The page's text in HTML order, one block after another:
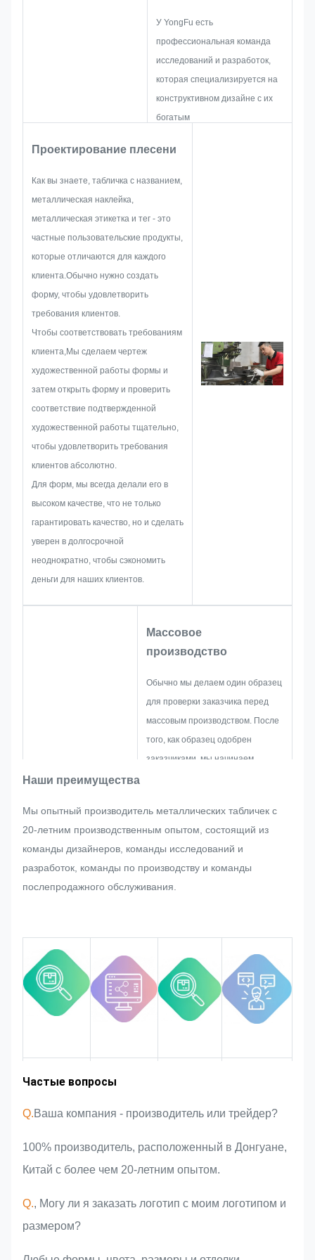
У YongFu есть
профессиональная команда
исследований и разработок,
которая специализируется на
конструктивном дизайне с их
богатым
металлических этикеток и
металлическую этикетку или
метку, мы будем рассматривать
все возможные проблемы,
Проектирование плесени
Как вы знаете, табличка с названием,
металлическая наклейка,
металлическая этикетка и тег - это
частные пользовательские продукты,
которые отличаются для каждого
клиента.Обычно нужно создать
форму, чтобы удовлетворить
требования клиентов.
Чтобы соответствовать требованиям
клиента,Мы сделаем чертеж
художественной работы формы и
затем открыть форму и проверить
соответствие подтвержденной
художественной работы тщательно,
чтобы удовлетворить требования
клиентов абсолютно.
Для форм, мы всегда делали его в
высоком качестве, что не только
гарантировать качество, но и сделать
уверен в долгосрочной
неоднократно, чтобы сэкономить
деньги для наших клиентов.
Массовое
производство
Обычно мы делаем один образец
для проверки заказчика перед
массовым производством. После
того, как образец одобрен
заказчиками, мы начинаем
Если возникнут какие-либо
изменения, запрошенные
клиентом внезапно в массовом
производстве таблички,
металлической наклейки,
его, если это может быть
изменено.
Мы будем следить и
контролировать качество в
гарантируя, что оно
Наши преимущества
Мы опытный производитель металлических табличек с
20-летним производственным опытом, состоящий из
команды дизайнеров, команды исследований и
разработок, команды по производству и команды
послепродажного обслуживания.
Опыт работы
Рыночная
Частые вопросы
Q.Ваша компания - производитель или трейдер?
100% производитель, расположенный в Донгуане,
Китай с более чем 20-летним опытом.
Q., Могу ли я заказать логотип с моим логотипом и
размером?